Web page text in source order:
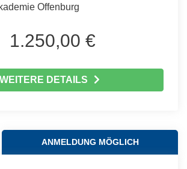
Offenburg
1.250,00 €
WEITERE DETAILS
ANMELDUNG MÖGLICH